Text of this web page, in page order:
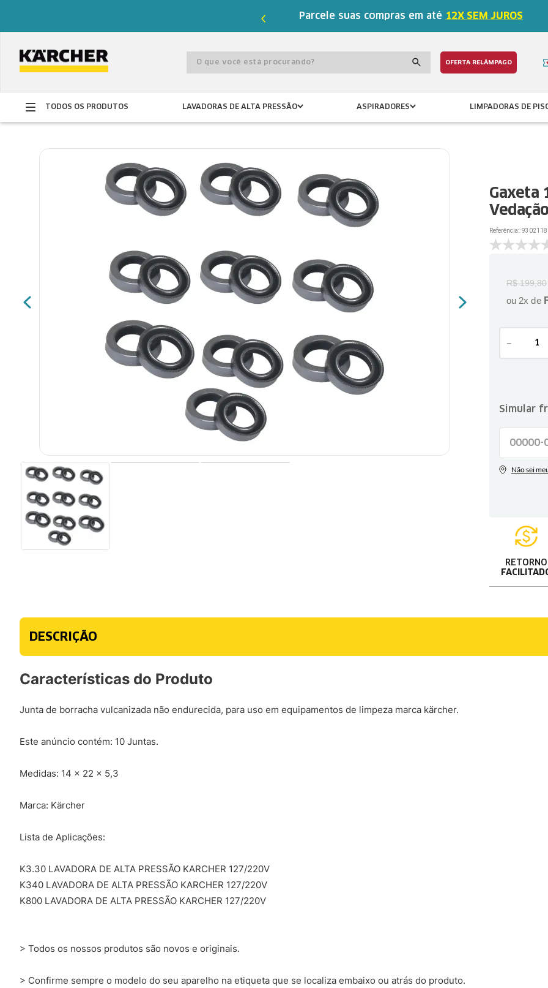
Parcele suas compras em até 12X SEM JUROS
O que você está procurando? OFERTA RELÂMPAGO
TODOS OS PRODUTOS LAVADORAS DE ALTA PRESSÃO ASPIRADORES LIMPADORAS DE
Gaxeta
Referência::
R$ 199,80
ou 2x de
－
RETORNO
DESCRIÇÃO
Características do Produto
Junta de borracha vulcanizada não endurecida, para uso em equipamentos de limpeza marca kärcher.
Este anúncio contém: 10 Juntas.
Medidas: 14 x 22 x 5,3
Marca: Kärcher
Lista de Aplicações:
K3.30 LAVADORA DE ALTA PRESSÃO KARCHER 127/220V
K340 LAVADORA DE ALTA PRESSÃO KARCHER 127/220V
K800 LAVADORA DE ALTA PRESSÃO KARCHER 127/220V
> Todos os nossos produtos são novos e originais.
> Confirme sempre o modelo do seu aparelho na etiqueta que se localiza embaixo ou atrás do produto.